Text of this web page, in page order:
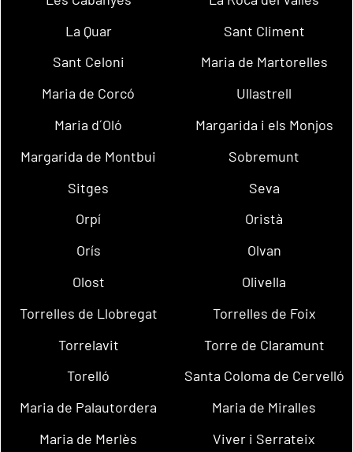
La Quar
Sant Climent
Sant Celoni
Maria de Martorelles
Maria de Corcó
Ullastrell
Maria d´Oló
Margarida i els Monjos
Margarida de Montbui
Sobremunt
Sitges
Seva
Orpí
Oristà
Orís
Olvan
Olost
Olivella
Torrelles de Llobregat
Torrelles de Foix
Torrelavit
Torre de Claramunt
Torelló
Santa Coloma de Cervelló
Maria de Palautordera
Maria de Miralles
Maria de Merlès
Viver i Serrateix